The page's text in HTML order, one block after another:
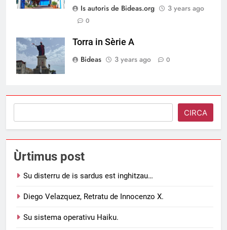
Is autoris de Bideas.org
3 years ago
0
Torra in Sèrie A
Bideas
3 years ago 0
CIRCA
Ùrtimus post
Su disterru de is sardus est inghitzau…
Diego Velazquez, Retratu de Innocenzo X.
Su sistema operativu Haiku.